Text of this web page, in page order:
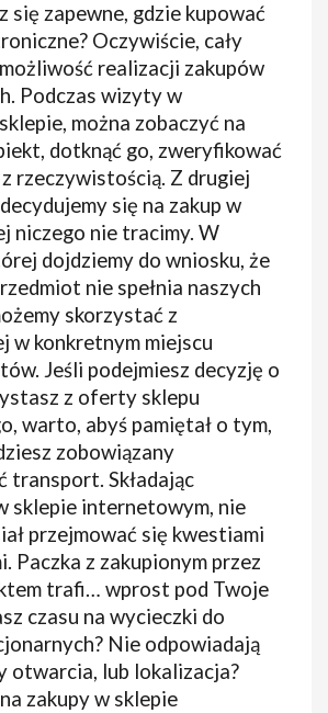
się zapewne, gdzie kupować
Oczywiście, cały
realizacji zakupów
Podczas wizyty w
można zobaczyć na
dotknąć go, zweryfikować
rzeczywistością. Z drugiej
się na zakup w
niczego nie tracimy. W
dojdziemy do wniosku, że
nie spełnia naszych
skorzystać z
w konkretnym miejscu
Jeśli podejmiesz decyzję o
z oferty sklepu
warto, abyś pamiętał o tym,
zobowiązany
transport. Składając
sklepie internetowym, nie
przejmować się kwestiami
Paczka z zakupionym przez
trafi… wprost pod Twoje
czasu na wycieczki do
Nie odpowiadają
otwarcia, lub lokalizacja?
zakupy w sklepie